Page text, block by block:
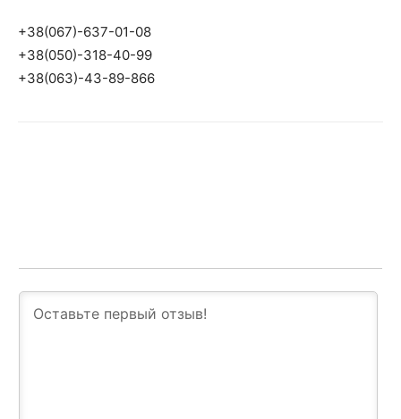
+38(067)-637-01-08
+38(050)-318-40-99
+38(063)-43-89-866